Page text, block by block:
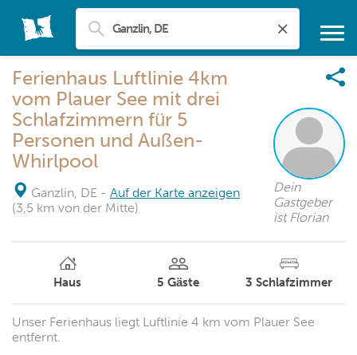
Ferienhaus Luftlinie 4km
vom Plauer See mit drei
Schlafzimmern für 5
Personen und Außen-
Whirlpool
Ganzlin, DE - Auf der Karte anzeigen
(3,5 km von der Mitte)
Dein
Gastgeber
ist Florian
Haus 5 Gäste 3 Schlafzimmer
Unser Ferienhaus liegt Luftlinie 4 km vom Plauer See
entfernt.